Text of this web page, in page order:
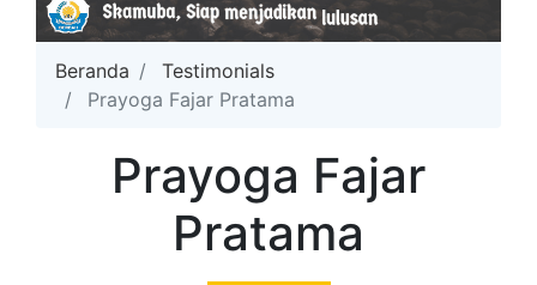
Beranda
Testimonials
Prayoga Fajar Pratama
Prayoga Fajar
Pratama